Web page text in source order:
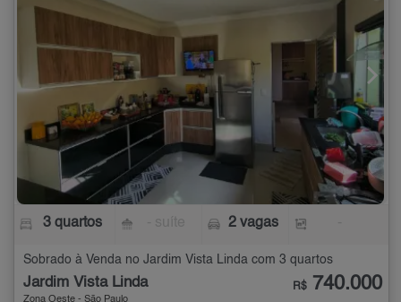
3 quartos 2 vagas
Sobrado à Venda no Jardim Vista Linda com 3 quartos
Jardim Vista Linda
Zona Oeste - São Paulo
R$ 740.000